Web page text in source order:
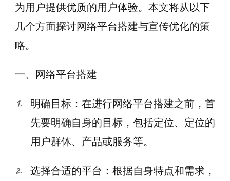
为用户提供优质的用户体验。本文将从以下
几个方面探讨网络平台搭建与宣传优化的策
略。
一、网络平台搭建
明确目标：在进行网络平台搭建之前，首
先要明确自身的目标，包括定位、定位的
用户群体、产品或服务等。
选择合适的平台：根据自身特点和需求，